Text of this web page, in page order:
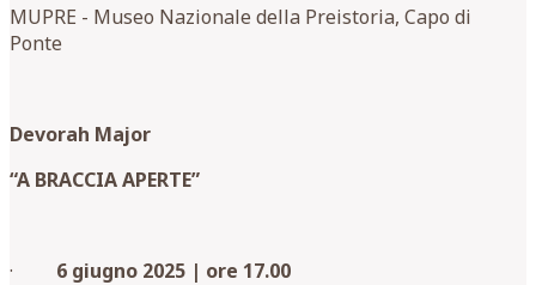
MUPRE - Museo Nazionale della Preistoria, Capo di
Ponte
Devorah Major
“A BRACCIA APERTE”
· 6 giugno 2025 | ore 17.00